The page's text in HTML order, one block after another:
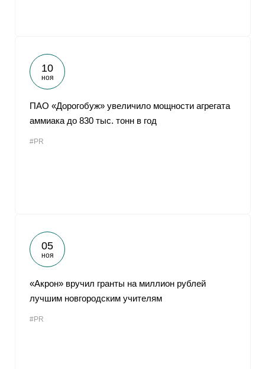
10
ноя
ПАО «Дорогобуж» увеличило мощности агрегата
аммиака до 830 тыс. тонн в год
#PR
05
ноя
«Акрон» вручил гранты на миллион рублей
лучшим новгородским учителям
#PR